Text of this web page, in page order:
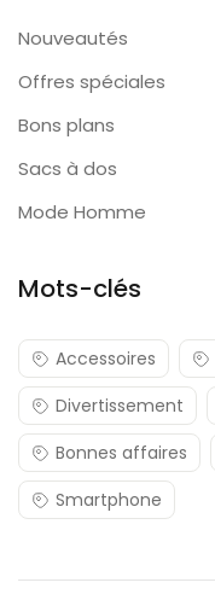
Nouveautés
Offres spéciales
Bons plans
Sacs à dos
Mode Homme
Mots-clés
Accessoires
Divertissement
Bonnes affaires
Smartphone